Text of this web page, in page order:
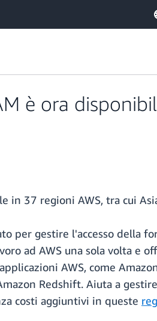
è ora
in 37 regioni AWS, tra cui
per gestire l'accesso della
ad AWS una sola volta e
AWS, come
Redshift. Aiuta a
costi aggiuntivi in queste